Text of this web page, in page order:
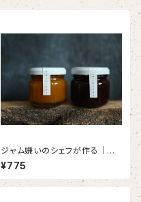
ジャム嫌いのシェフが作る｜果
蜜 (1個入り)
¥775